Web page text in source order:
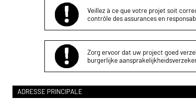
Veillez à ce que votre projet soit
contrôle des assurances en
Zorg ervoor dat uw project goed
burgerlijke
ADRESSE PRINCIPALE